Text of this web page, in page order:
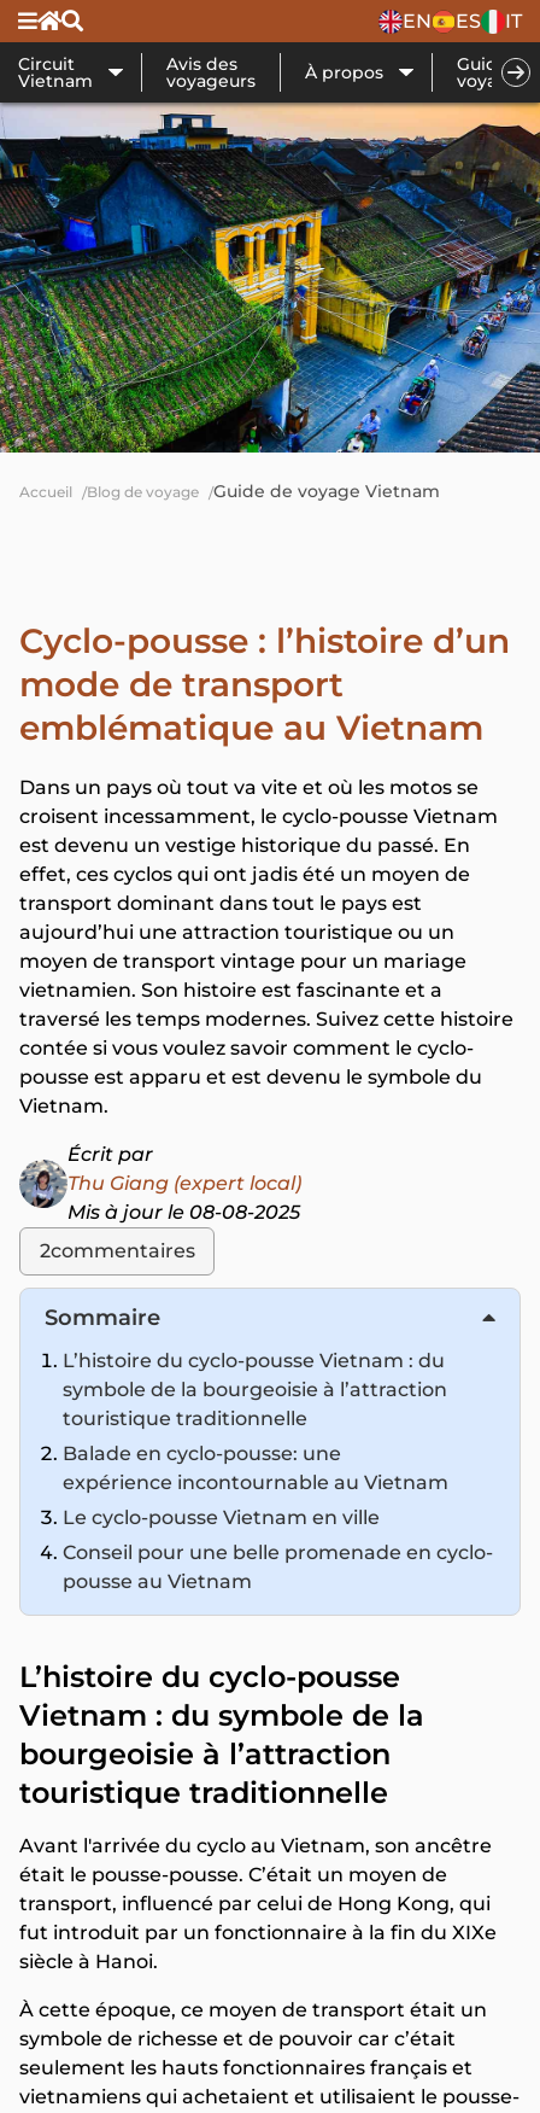
EN ES IT
Circuit
Vietnam
Avis des
voyageurs À propos Guide de
voyage
Accueil Blog de voyage Guide de voyage Vietnam
Cyclo-pousse : l’histoire d’un
mode de transport
emblématique au Vietnam
Dans un pays où tout va vite et où les motos se
croisent incessamment, le cyclo-pousse Vietnam
est devenu un vestige historique du passé. En
effet, ces cyclos qui ont jadis été un moyen de
transport dominant dans tout le pays est
aujourd’hui une attraction touristique ou un
moyen de transport vintage pour un mariage
vietnamien. Son histoire est fascinante et a
traversé les temps modernes. Suivez cette histoire
contée si vous voulez savoir comment le cyclo-
pousse est apparu et est devenu le symbole du
Vietnam.
Écrit par
Thu Giang (expert local)
Mis à jour le 08-08-2025
2commentaires
Sommaire
L’histoire du cyclo-pousse Vietnam : du
symbole de la bourgeoisie à l’attraction
touristique traditionnelle
Balade en cyclo-pousse: une
expérience incontournable au Vietnam
Le cyclo-pousse Vietnam en ville
Conseil pour une belle promenade en cyclo-
pousse au Vietnam
L’histoire du cyclo-pousse
Vietnam : du symbole de la
bourgeoisie à l’attraction
touristique traditionnelle
Avant l'arrivée du cyclo au Vietnam, son ancêtre
était le pousse-pousse. C’était un moyen de
transport, influencé par celui de Hong Kong, qui
fut introduit par un fonctionnaire à la fin du XIXe
siècle à Hanoi.
À cette époque, ce moyen de transport était un
symbole de richesse et de pouvoir car c’était
seulement les hauts fonctionnaires français et
vietnamiens qui achetaient et utilisaient le pousse-